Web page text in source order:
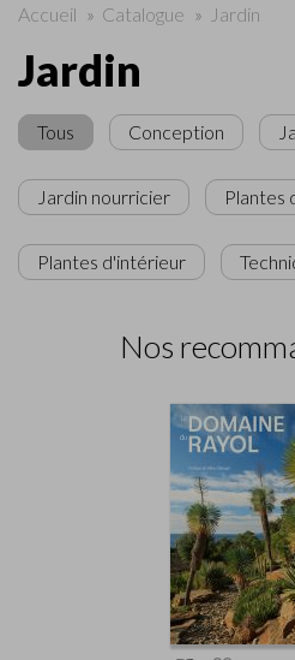
Accueil » Catalogue » Jardin
Jardin
Tous Conception
Jardin nourricier Plantes
Plantes d'intérieur
Nos